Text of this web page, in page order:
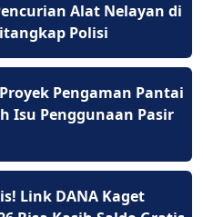
Alat Nelayan di
Polisi
Pengaman Pantai
Isu Penggunaan Pasir
Link DANA Kaget